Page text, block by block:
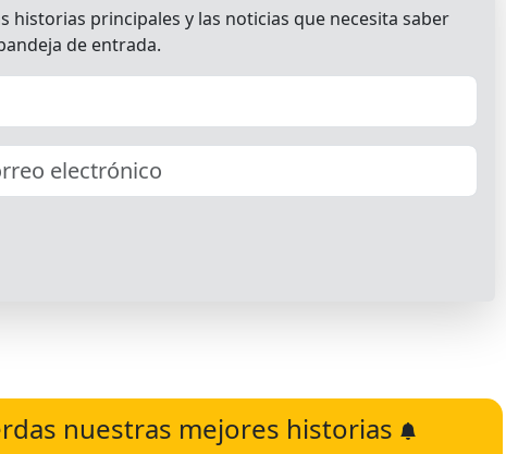
nuestras mejores historias